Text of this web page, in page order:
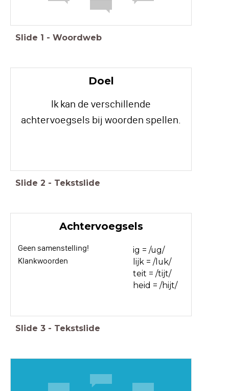
Slide 1 - Woordweb
Doel
Ik kan de verschillende
achtervoegsels bij woorden spellen.
Slide 2 - Tekstslide
Achtervoegsels
Geen samenstelling!
Klankwoorden
ig = /ug/
lijk = /luk/
teit = /tijt/
heid = /hijt/
Slide 3 - Tekstslide